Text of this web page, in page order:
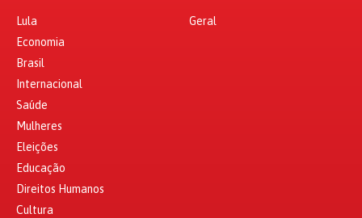
Lula
Economia
Brasil
Internacional
Saúde
Mulheres
Eleições
Educação
Direitos Humanos
Cultura
Geral